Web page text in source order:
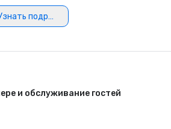
подробнее
и обслуживание гостей